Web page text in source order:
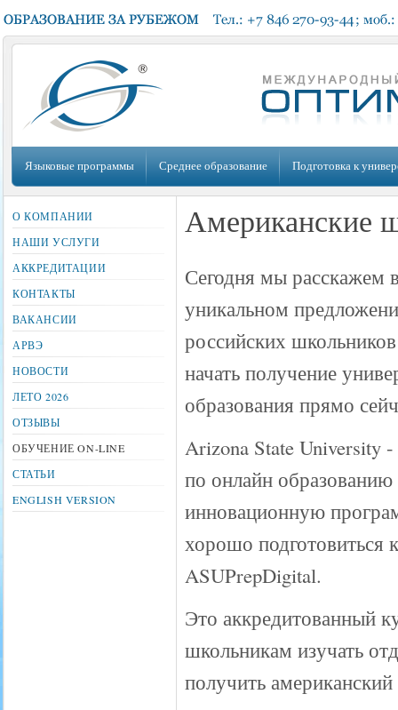
Языковые программы Среднее образование Подготовка к
Сегодня мы расскажем
уникальном
российских
начать получение
образования прямо
Arizona State
по онлайн образованию
инновационную
хорошо подготовиться
ASUPrepDigital.
Это аккредитованный
школьникам изучать
получить
О КОМПАНИИ
НАШИ УСЛУГИ
АККРЕДИТАЦИИ
КОНТАКТЫ
ВАКАНСИИ
АРВЭ
НОВОСТИ
ЛЕТО 2026
ОТЗЫВЫ
ОБУЧЕНИЕ ON-LINE
СТАТЬИ
ENGLISH VERSION